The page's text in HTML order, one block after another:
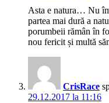
Asta e natura… Nu
partea mai dură a
porumbeii rămân în
nou fericit și multă
CrisRace
29.12.2017 la 11:16